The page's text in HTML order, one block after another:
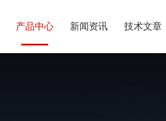
产品中心 新闻资讯 技术文章